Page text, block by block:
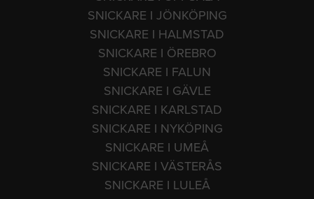
SNICKARE I JÖNKÖPING
SNICKARE I HALMSTAD
SNICKARE I ÖREBRO
SNICKARE I FALUN
SNICKARE I GÄVLE
SNICKARE I KARLSTAD
SNICKARE I NYKÖPING
SNICKARE I UMEÅ
SNICKARE I VÄSTERÅS
SNICKARE I LULEÅ